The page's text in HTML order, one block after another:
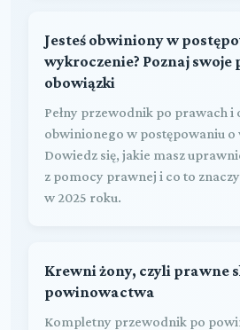
Jesteś obwiniony w
wykroczenie? Poznaj swoje
obowiązki
Pełny przewodnik po prawach i
obwinionego w postępowaniu o
Dowiedz się, jakie masz
z pomocy prawnej i co to
w 2025 roku.
Krewni żony, czyli prawne
powinowactwa
Kompletny przewodnik po